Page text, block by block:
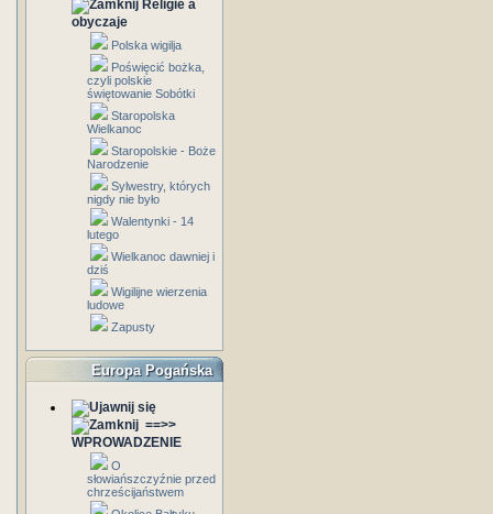
Religie a
obyczaje
Polska wigilja
Poświęcić bożka,
czyli polskie
świętowanie Sobótki
Staropolska
Wielkanoc
Staropolskie - Boże
Narodzenie
Sylwestry, których
nigdy nie było
Walentynki - 14
lutego
Wielkanoc dawniej i
dziś
Wigilijne wierzenia
ludowe
Zapusty
Europa Pogańska
==>>
WPROWADZENIE
O
słowiańszczyźnie przed
chrześcijaństwem